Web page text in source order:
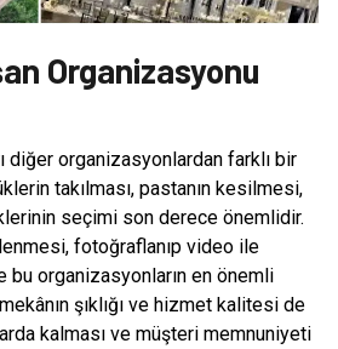
Organizasyonu
diğer organizasyonlardan farklı bir
takılması, pastanın kesilmesi,
seçimi son derece önemlidir.
fotoğraflanıp video ile
organizasyonların en önemli
şıklığı ve hizmet kalitesi de
kalması ve müşteri memnuniyeti